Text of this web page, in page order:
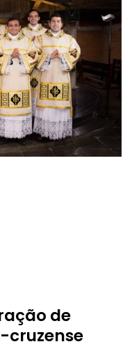
de
cruzense